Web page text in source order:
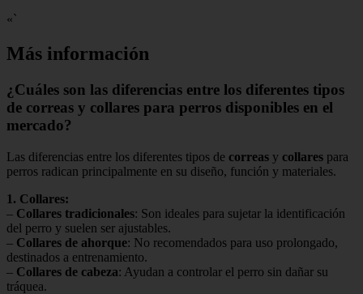
«`
Más información
¿Cuáles son las diferencias entre los diferentes tipos
de correas y collares para perros disponibles en el
mercado?
Las diferencias entre los diferentes tipos de correas y collares para
perros radican principalmente en su diseño, función y materiales.
1. Collares:
– Collares tradicionales: Son ideales para sujetar la identificación
del perro y suelen ser ajustables.
– Collares de ahorque: No recomendados para uso prolongado,
destinados a entrenamiento.
– Collares de cabeza: Ayudan a controlar el perro sin dañar su
tráquea.